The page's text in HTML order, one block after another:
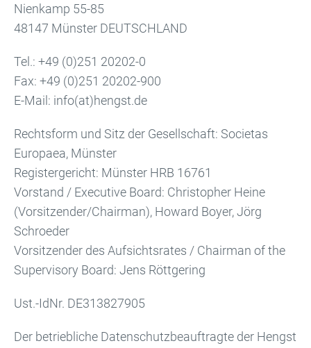
Nienkamp 55-85
48147 Münster DEUTSCHLAND
Tel.: +49 (0)251 20202-0
Fax: +49 (0)251 20202-900
E-Mail: info(at)hengst.de
Rechtsform und Sitz der Gesellschaft: Societas
Europaea, Münster
Registergericht: Münster HRB 16761
Vorstand / Executive Board: Christopher Heine
(Vorsitzender/Chairman), Howard Boyer, Jörg
Schroeder
Vorsitzender des Aufsichtsrates / Chairman of the
Supervisory Board: Jens Röttgering
Ust.-IdNr. DE313827905
Der betriebliche Datenschutzbeauftragte der Hengst